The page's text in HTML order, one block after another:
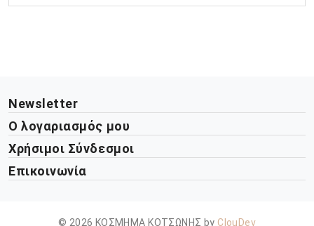
Newsletter
Ο λογαριασμός μου
Χρήσιμοι Σύνδεσμοι
Επικοινωνία
© 2026 ΚΟΣΜΗΜΑ ΚΟΤΣΩΝΗΣ by ClouDev